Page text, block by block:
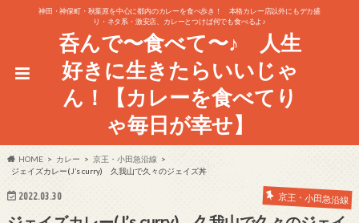
神田・神保町・秋葉原を中心に都内のカレーを食べ歩き！ 本格カレー店以外にもデカ盛
り・ネタ系・激安店、カレーとつけば何でも食べるよ♪
呑んで〜食べて〜♪ 人生
好きに生きたらいいじゃ
ん！【カレーを食べてり
ゃ毎日が幸せ】
HOME カレー
京王・小田急沿線
ジェイズカレー(J’s curry) 久我山で久々のジェイズ丼
2022.03.30 京王・小田急沿線